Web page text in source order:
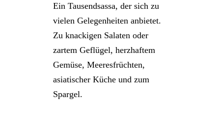
Ein Tausendsassa, der sich zu
vielen Gelegenheiten anbietet.
Zu knackigen Salaten oder
zartem Geflügel, herzhaftem
Gemüse, Meeresfrüchten,
asiatischer Küche und zum
Spargel.